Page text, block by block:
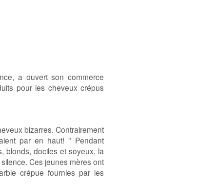
a ouvert son commerce
pour les cheveux crépus
bizarres. Contrairement
par en haut! " Pendant
blonds, dociles et soyeux, la
Ces jeunes mères ont
crépue fournies par les